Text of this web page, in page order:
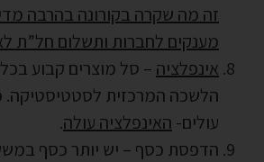
זה מה שקרה בקורונה בהרבה
מענקים לחברות ותשלום חל”ת
אינפלציה – סל מוצרים קבוע
הלשכה המרכזית לסטטיסטיקה.
עולים- האינפלציה עולה.
הדפסת כסף – יש יותר כסף